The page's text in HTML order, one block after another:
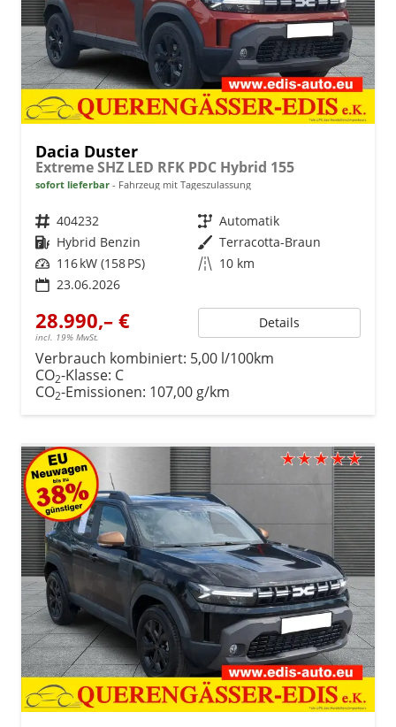
Dacia Duster
Extreme SHZ LED RFK PDC Hybrid 155
sofort lieferbar Fahrzeug mit Tageszulassung
Fahrzeugnr. 404232 Getriebe Automatik
Kraftstoff Hybrid Benzin Außenfarbe Terracotta-Braun
Leistung 116 kW (158 PS) Kilometerstand 10 km
23.06.2026
28.990,– €
incl. 19% MwSt.
Details
Verbrauch kombiniert: 5,00 l/100km
CO2-Klasse: C
CO2-Emissionen: 107,00 g/km